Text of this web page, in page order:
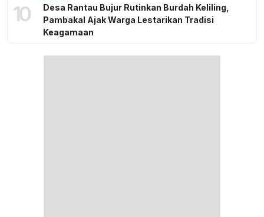
10
Desa Rantau Bujur Rutinkan Burdah Keliling,
Pambakal Ajak Warga Lestarikan Tradisi
Keagamaan